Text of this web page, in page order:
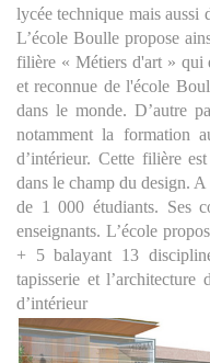
lycée technique mais aussi
L’école Boulle propose
filière « Métiers d'art » qui
et reconnue de l'école
dans le monde. D’autre
notamment la formation
d’intérieur. Cette filière
dans le champ du design.
de 1 000 étudiants. Ses
enseignants. L’école
+ 5 balayant 13
tapisserie et
d’intérieur